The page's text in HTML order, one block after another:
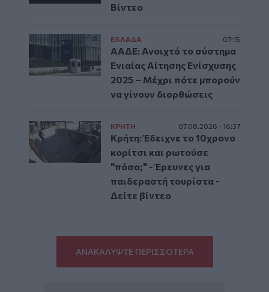
Βίντεο
ΕΛΛAΔΑ 07:15
ΑΑΔΕ: Ανοιχτό το σύστημα
Ενιαίας Αίτησης Ενίσχυσης
2025 – Μέχρι πότε μπορούν
να γίνουν διορθώσεις
ΚΡΗΤΗ 07.08.2026 - 16:37
Κρήτη: Έδειχνε το 10χρονο
κορίτσι και ρωτούσε
"πόσο;" - Έρευνες για
παιδεραστή τουρίστα -
Δείτε βίντεο
ΑΝΑΚΑΛΥΨΤΕ ΠΕΡΙΣΣΟΤΕΡΑ